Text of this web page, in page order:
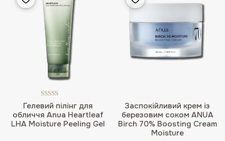
Гелевий пілінг для
обличчя Anua Heartleaf
LHA Moisture Peeling Gel
Оцінено в
5.00 з 5
Заспокійливий крем із
березовим соком ANUA
Birch 70% Boosting Cream
Moisture